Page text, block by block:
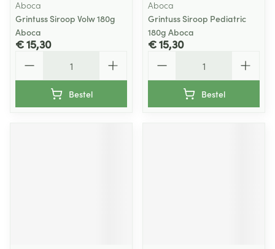
Aboca
Grintuss Siroop Volw 180g
Aboca
€ 15,30
Bestel
Aboca
Grintuss Siroop Pediatric
180g Aboca
€ 15,30
Bestel